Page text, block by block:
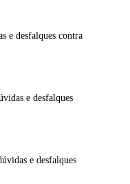
e desfalques contra
e desfalques
e desfalques